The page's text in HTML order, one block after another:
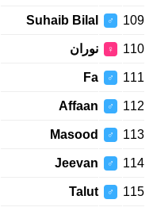
109
♂
Suhaib Bilal
110
♀ نوران
111
♂
Fa
112
♂
Affaan
113
♂
Masood
114
♂
Jeevan
115
♂
Talut